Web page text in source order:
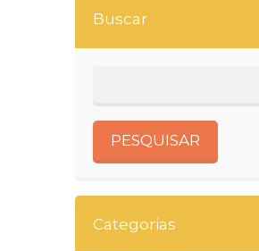
Buscar
Categorias